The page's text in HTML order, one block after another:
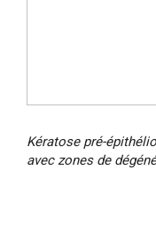
Kératose pré-
avec zones de